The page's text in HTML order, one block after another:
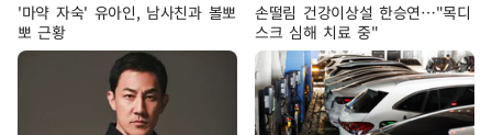
'마약 자숙' 유아인, 남사친과 볼뽀
뽀 근황
손떨림 건강이상설 한승연…"목디
스크 심해 치료 중"